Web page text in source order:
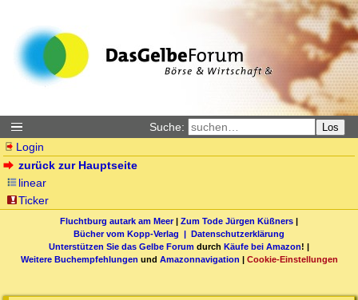
Suche: Los
Login
zurück zur Hauptseite
linear
Ticker
Fluchtburg autark am Meer| Zum Tode Jürgen Küßners |
Bücher vom Kopp-Verlag | Datenschutzerklärung
Unterstützen Sie das Gelbe Forum durch Käufe bei Amazon! |
Weitere Buchempfehlungen und Amazonnavigation | Cookie-Einstellungen